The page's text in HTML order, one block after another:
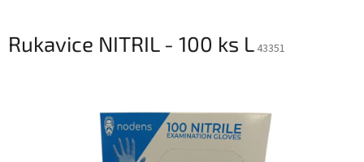
Rukavice NITRIL - 100 ks L 43351